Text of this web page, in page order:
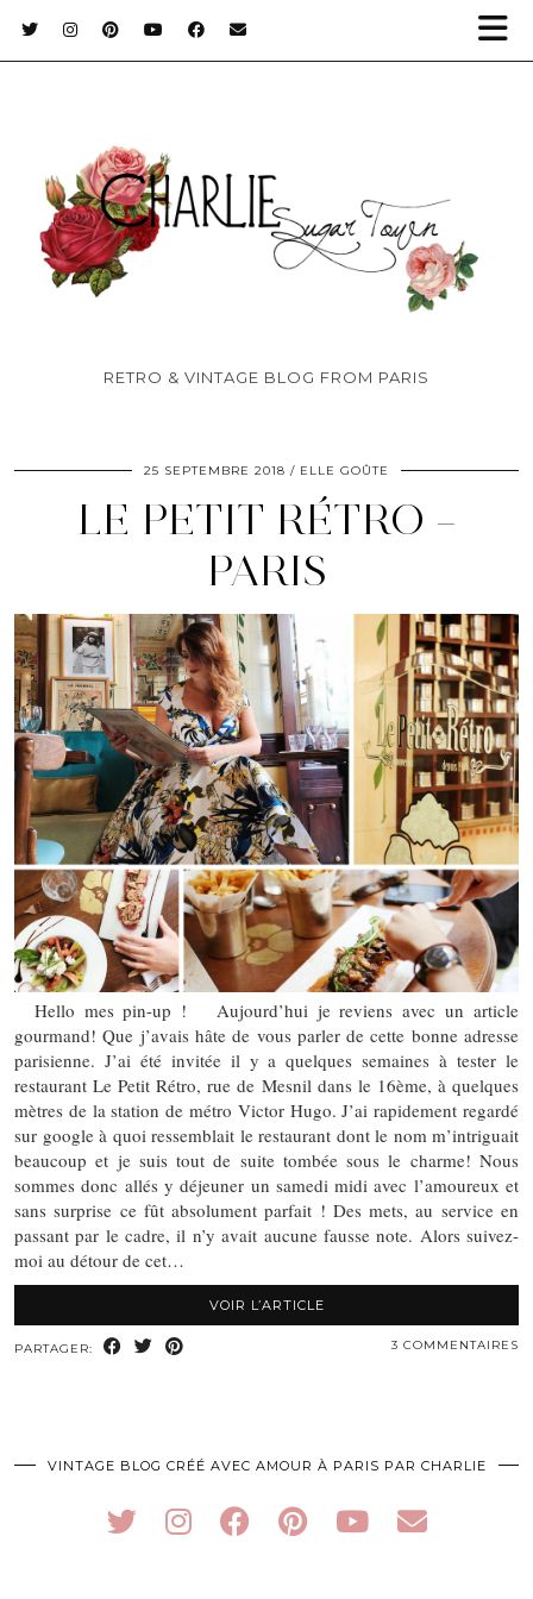
RETRO & VINTAGE BLOG FROM PARIS
25 SEPTEMBRE 2018 ELLE GOÛTE
LE PETIT RÉTRO –
PARIS
Hello mes pin-up ! Aujourd’hui je reviens avec un article
gourmand! Que j’avais hâte de vous parler de cette bonne adresse
parisienne. J’ai été invitée il y a quelques semaines à tester le
restaurant Le Petit Rétro, rue de Mesnil dans le 16ème, à quelques
mètres de la station de métro Victor Hugo. J’ai rapidement regardé
sur google à quoi ressemblait le restaurant dont le nom m’intriguait
beaucoup et je suis tout de suite tombée sous le charme! Nous
sommes donc allés y déjeuner un samedi midi avec l’amoureux et
sans surprise ce fût absolument parfait ! Des mets, au service en
passant par le cadre, il n’y avait aucune fausse note. Alors suivez-
moi au détour de cet…
VOIR L’ARTICLE
PARTAGER: 3 COMMENTAIRES
VINTAGE BLOG CRÉÉ AVEC AMOUR À PARIS PAR CHARLIE